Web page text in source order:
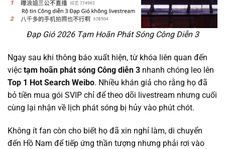
Đạp Gió 2026 Tạm Hoãn Phát Sóng Công Diễn 3
Ngay sau khi thông báo xuất hiện, từ khóa liên quan đến
việc tạm hoãn phát sóng Công diễn 3 nhanh chóng leo lên
Top 1 Hot Search Weibo. Nhiều khán giả cho rằng họ đã
bỏ tiền mua gói SVIP chỉ để theo dõi livestream nhưng cuối
cùng lại nhận về lịch phát sóng bị hủy vào phút chót.
Không ít fan còn cho biết họ đã xin nghỉ làm, di chuyển
đến Hồ Nam để tiếp ứng thần tượng nhưng phải rơi vào